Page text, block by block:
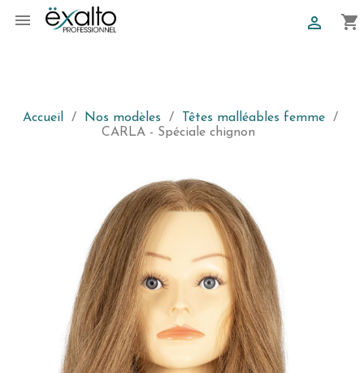
 shopping_cart

Accueil Nos modèles
Têtes malléables femme
CARLA - Spéciale chignon